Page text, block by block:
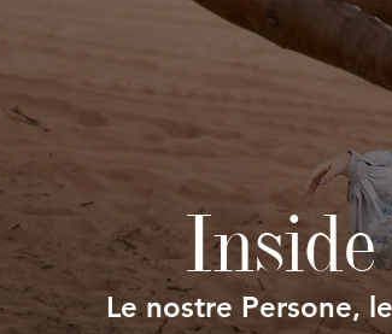
Le nostre Persone,